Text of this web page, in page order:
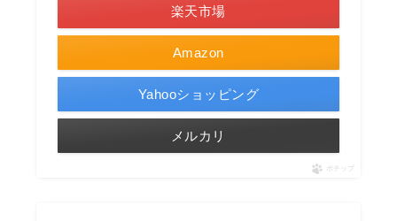
Amazon
楽天市場
Yahooショッピング
メルカリ
ポチップ